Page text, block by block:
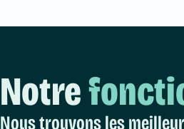
Notre
Nous trouvons les